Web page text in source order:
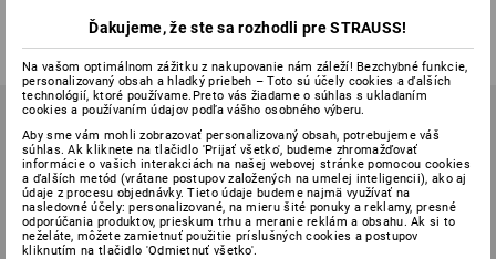
(v. DPH) od 10 ks
od 26,94 €
(v. DPH) od 10 ks
Ďakujeme, že ste sa rozhodli pre STRAUSS!
Na vašom optimálnom zážitku z nakupovanie nám záleží! Bezchybné funkcie,
personalizovaný obsah a hladký priebeh – Toto sú účely cookies a ďalších
technológií, ktoré používame.Preto vás žiadame o súhlas s ukladaním
cookies a používaním údajov podľa vášho osobného výberu.
Aby sme vám mohli zobrazovať personalizovaný obsah, potrebujeme váš
súhlas. Ak kliknete na tlačidlo 'Prijať všetko', budeme zhromažďovať
informácie o vašich interakciách na našej webovej stránke pomocou cookies
a ďalších metód (vrátane postupov založených na umelej inteligencii), ako aj
údaje z procesu objednávky. Tieto údaje budeme najmä využívať na
nasledovné účely: personalizované, na mieru šité ponuky a reklamy, presné
odporúčania produktov, prieskum trhu a meranie reklám a obsahu. Ak si to
neželáte, môžete zamietnuť použitie príslušných cookies a postupov
kliknutím na tlačidlo 'Odmietnuť všetko'.